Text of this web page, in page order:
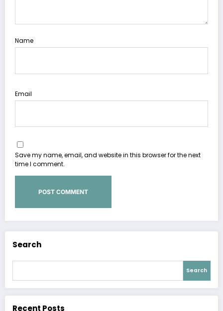
Name
Email
Save my name, email, and website in this browser for the next
time I comment.
Search
Search
Recent Posts